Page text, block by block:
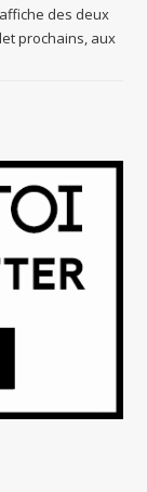
des deux
prochains, aux